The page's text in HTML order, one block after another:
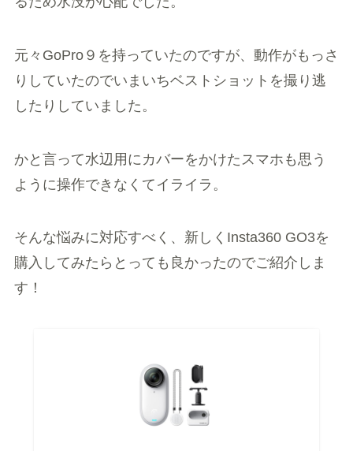
元々GoPro９を持っていたのですが、動作がもっさ
りしていたのでいまいちベストショットを撮り逃
したりしていました。
かと言って水辺用にカバーをかけたスマホも思う
ように操作できなくてイライラ。
そんな悩みに対応すべく、新しくInsta360 GO3を
購入してみたらとっても良かったのでご紹介しま
す！